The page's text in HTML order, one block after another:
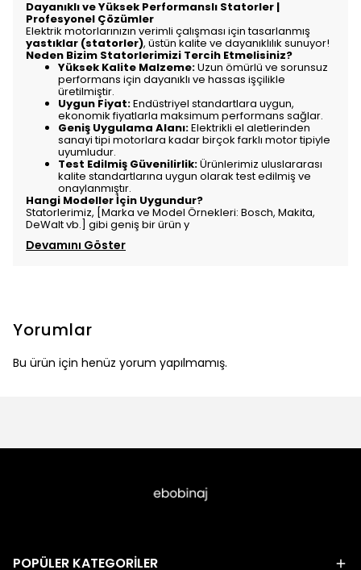
Dayanıklı ve Yüksek Performanslı Statorler |
Profesyonel Çözümler
Elektrik motorlarınızın verimli çalışması için tasarlanmış
yastıklar (statorler), üstün kalite ve dayanıklılık sunuyor!
Neden Bizim Statorlerimizi Tercih Etmelisiniz?
Yüksek Kalite Malzeme:Uzun ömürlü ve sorunsuz
performans için dayanıklı ve hassas işçilikle
üretilmiştir.
Uygun Fiyat:Endüstriyel standartlara uygun,
ekonomik fiyatlarla maksimum performans sağlar.
Geniş Uygulama Alanı:Elektrikli el aletlerinden
sanayi tipi motorlara kadar birçok farklı motor tipiyle
uyumludur.
Test Edilmiş Güvenilirlik:Ürünlerimiz uluslararası
kalite standartlarına uygun olarak test edilmiş ve
onaylanmıştır.
Hangi Modeller İçin Uygundur?
Statorlerimiz, [Marka ve Model Örnekleri: Bosch, Makita,
DeWalt vb.] gibi geniş bir ürün y
Devamını Göster
Yorumlar
Bu ürün için henüz yorum yapılmamış.
POPÜLER KATEGORİLER